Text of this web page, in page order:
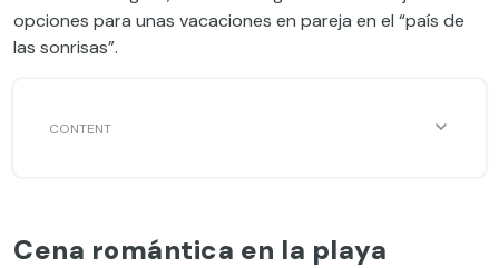
opciones para unas vacaciones en pareja en el “país de
las sonrisas”.
Cena romántica en la playa